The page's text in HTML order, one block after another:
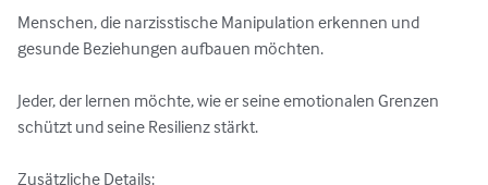
Menschen, die narzisstische Manipulation erkennen und
gesunde Beziehungen aufbauen möchten.
Jeder, der lernen möchte, wie er seine emotionalen Grenzen
schützt und seine Resilienz stärkt.
Zusätzliche Details: